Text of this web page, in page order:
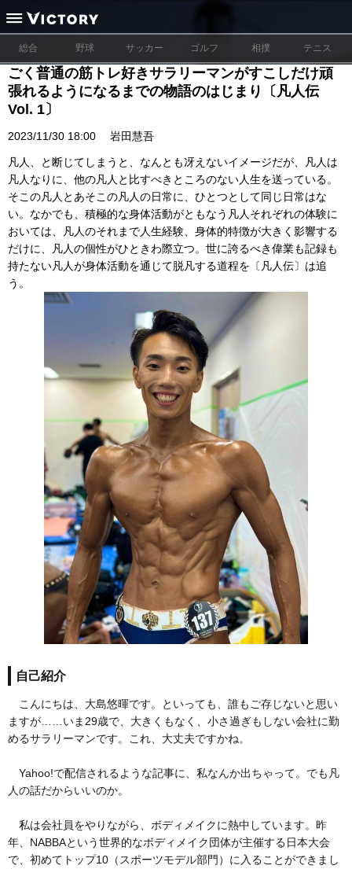
総合 野球 サッカー ゴルフ 相撲 テニス
ごく普通の筋トレ好きサラリーマンがすこしだけ頑
張れるようになるまでの物語のはじまり〔凡人伝
Vol. 1〕
2023/11/30 18:00 岩田慧吾
凡人、と断じてしまうと、なんとも冴えないイメージだが、凡人は
凡人なりに、他の凡人と比すべきところのない人生を送っている。
そこの凡人とあそこの凡人の日常に、ひとつとして同じ日常はな
い。なかでも、積極的な身体活動がともなう凡人それぞれの体験に
おいては、凡人のそれまで人生経験、身体的特徴が大きく影響する
だけに、凡人の個性がひときわ際立つ。世に誇るべき偉業も記録も
持たない凡人が身体活動を通じて脱凡する道程を〔凡人伝〕は追
う。
自己紹介
こんにちは、大島悠暉です。といっても、誰もご存じないと思い
ますが……いま29歳で、大きくもなく、小さ過ぎもしない会社に勤
めるサラリーマンです。これ、大丈夫ですかね。
Yahoo!で配信されるような記事に、私なんか出ちゃって。でも凡
人の話だからいいのか。
私は会社員をやりながら、ボディメイクに熱中しています。昨
年、NABBAという世界的なボディメイク団体が主催する日本大会
で、初めてトップ10（スポーツモデル部門）に入ることができまし